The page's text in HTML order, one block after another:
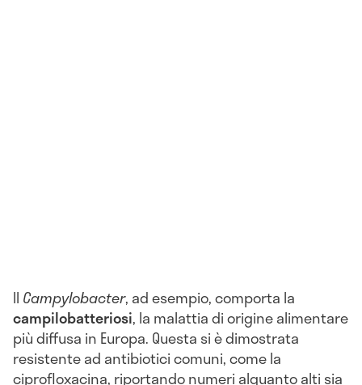
Il Campylobacter, ad esempio, comporta la
campilobatteriosi, la malattia di origine alimentare
più diffusa in Europa. Questa si è dimostrata
resistente ad antibiotici comuni, come la
ciprofloxacina, riportando numeri alquanto alti sia